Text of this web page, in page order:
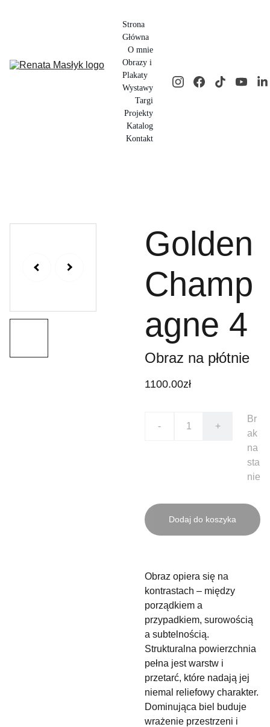
Strona
Główna
O mnie
Obrazy i
Plakaty
Wystawy
Targi
Projekty
Katalog
Kontakt
Golden
Champ
agne 4
Obraz na płótnie
1100.00zł
- +
Br
ak
na
sta
nie
Dodaj do koszyka
Obraz opiera się na
kontrastach – między
porządkiem a
przypadkiem, surowością
a subtelnością.
Strukturalna powierzchnia
pełna jest warstw i
przetarć, które nadają jej
niemal reliefowy charakter.
Dominująca biel buduje
wrażenie przestrzeni i